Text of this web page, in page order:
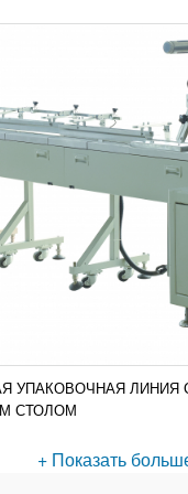
УПАКОВОЧНАЯ ЛИНИЯ
СТОЛОМ
+ Показать